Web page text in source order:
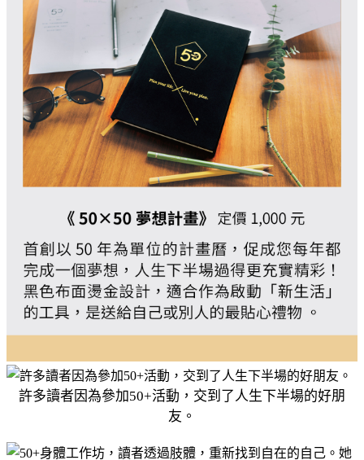
許多讀者因為參加50+活動，交到了人生下半場的好朋
友。